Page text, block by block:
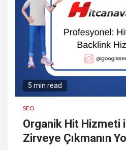
5 min read
SEO
Organik Hit Hizmeti
Zirveye Çıkmanın